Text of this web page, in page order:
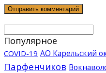
Популярное
COVID-19 АО Карельский
Парфенчиков